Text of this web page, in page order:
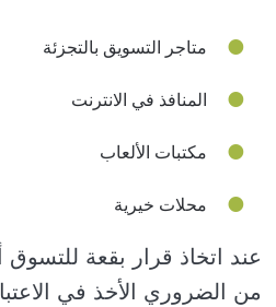
متاجر التسويق بالتجزئة
المنافذ في الانترنت
مكتبات الألعاب
محلات خيرية
عند اتخاذ قرار بقعة للتسوق
من الضروري الأخذ في الاعتبار